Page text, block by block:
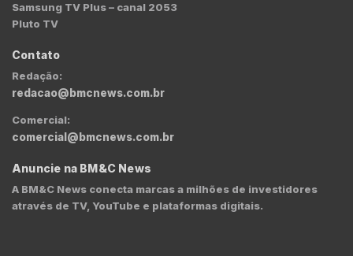
Samsung TV Plus – canal 2053
Pluto TV
Contato
Redação:
redacao@bmcnews.com.br
Comercial:
comercial@bmcnews.com.br
Anuncie na BM&C News
A BM&C News conecta marcas a milhões de investidores
através de TV, YouTube e plataformas digitais.